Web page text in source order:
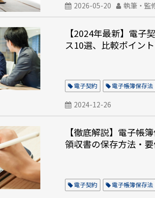
2026-05-20 執筆・監
【2024年最新】電子
ス10選、比較ポイン
電子契約 電子帳簿保存法
2024-12-26
【徹底解説】電子帳
領収書の保存方法・
電子契約 電子帳簿保存法